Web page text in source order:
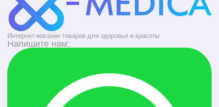
Интернет-магазин товаров для здоровья и красоты
Напишите нам: